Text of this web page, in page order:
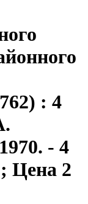
: 4
- 4
Цена 2